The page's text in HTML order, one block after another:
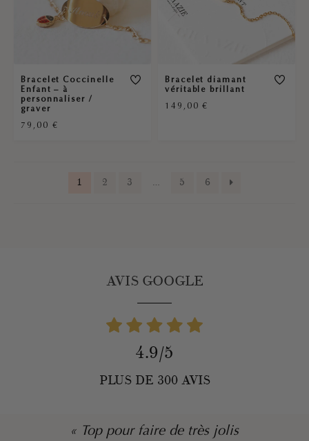
Bracelet Coccinelle
Enfant – à
personnaliser /
graver
79,00 €
Bracelet diamant
véritable brillant
149,00€
1 2 3 … 5 6
AVIS GOOGLE
4.9/5
PLUS DE 300 AVIS
« L’équipe est très sympa, le